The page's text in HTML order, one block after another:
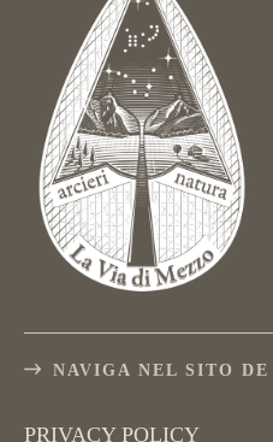
NAVIGA NEL SITO
PRIVACY POLICY